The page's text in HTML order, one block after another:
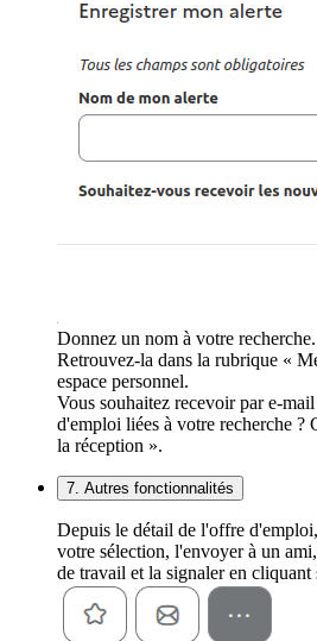
Donnez un nom à votre recherche.
Retrouvez-la dans la rubrique «
espace personnel.
Vous souhaitez recevoir par e-
d'emploi liées à votre recherche
la réception ».
7. Autres fonctionnalités
Depuis le détail de l'offre
votre sélection, l'envoyer à un
de travail et la signaler en cliquant